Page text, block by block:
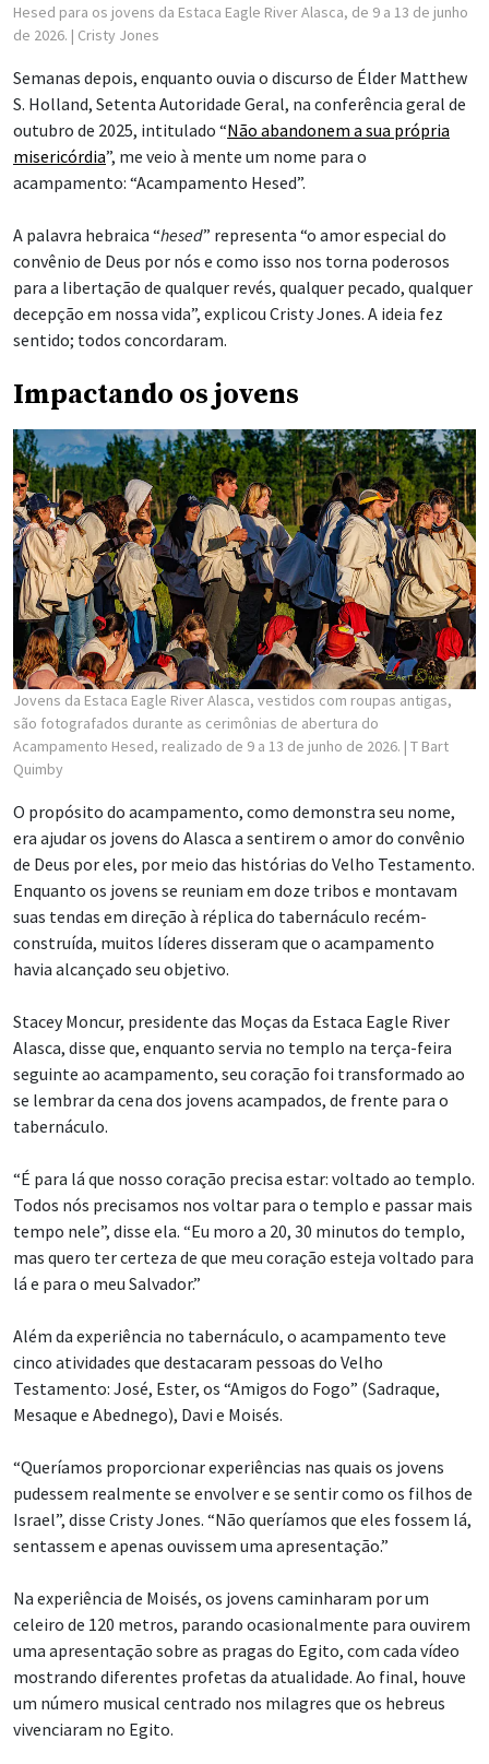
Hesed para os jovens da Estaca Eagle River Alasca, de 9 a 13 de junho
de 2026. | Cristy Jones
Semanas depois, enquanto ouvia o discurso de Élder Matthew
S. Holland, Setenta Autoridade Geral, na conferência geral de
outubro de 2025, intitulado “Não abandonem a sua própria
misericórdia”, me veio à mente um nome para o
acampamento: “Acampamento Hesed”.
A palavra hebraica “hesed” representa “o amor especial do
convênio de Deus por nós e como isso nos torna poderosos
para a libertação de qualquer revés, qualquer pecado, qualquer
decepção em nossa vida”, explicou Cristy Jones. A ideia fez
sentido; todos concordaram.
Impactando os jovens
Jovens da Estaca Eagle River Alasca, vestidos com roupas antigas,
são fotografados durante as cerimônias de abertura do
Acampamento Hesed, realizado de 9 a 13 de junho de 2026. | T Bart
Quimby
O propósito do acampamento, como demonstra seu nome,
era ajudar os jovens do Alasca a sentirem o amor do convênio
de Deus por eles, por meio das histórias do Velho Testamento.
Enquanto os jovens se reuniam em doze tribos e montavam
suas tendas em direção à réplica do tabernáculo recém-
construída, muitos líderes disseram que o acampamento
havia alcançado seu objetivo.
Stacey Moncur, presidente das Moças da Estaca Eagle River
Alasca, disse que, enquanto servia no templo na terça-feira
seguinte ao acampamento, seu coração foi transformado ao
se lembrar da cena dos jovens acampados, de frente para o
tabernáculo.
“É para lá que nosso coração precisa estar: voltado ao templo.
Todos nós precisamos nos voltar para o templo e passar mais
tempo nele”, disse ela. “Eu moro a 20, 30 minutos do templo,
mas quero ter certeza de que meu coração esteja voltado para
lá e para o meu Salvador.”
Além da experiência no tabernáculo, o acampamento teve
cinco atividades que destacaram pessoas do Velho
Testamento: José, Ester, os “Amigos do Fogo” (Sadraque,
Mesaque e Abednego), Davi e Moisés.
“Queríamos proporcionar experiências nas quais os jovens
pudessem realmente se envolver e se sentir como os filhos de
Israel”, disse Cristy Jones. “Não queríamos que eles fossem lá,
sentassem e apenas ouvissem uma apresentação.”
Na experiência de Moisés, os jovens caminharam por um
celeiro de 120 metros, parando ocasionalmente para ouvirem
uma apresentação sobre as pragas do Egito, com cada vídeo
mostrando diferentes profetas da atualidade. Ao final, houve
um número musical centrado nos milagres que os hebreus
vivenciaram no Egito.